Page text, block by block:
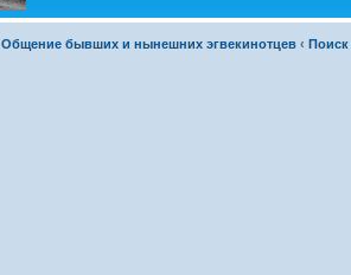
Общение бывших и нынешних эгвекинотцев ‹ Поиск